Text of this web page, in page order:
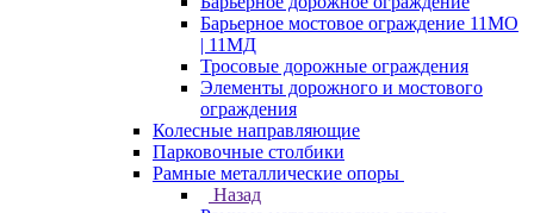
Барьерное мостовое ограждение 11МО
| 11МД
Тросовые дорожные ограждения
Элементы дорожного и мостового
ограждения
Колесные направляющие
Парковочные столбики
Рамные металлические опоры
Назад